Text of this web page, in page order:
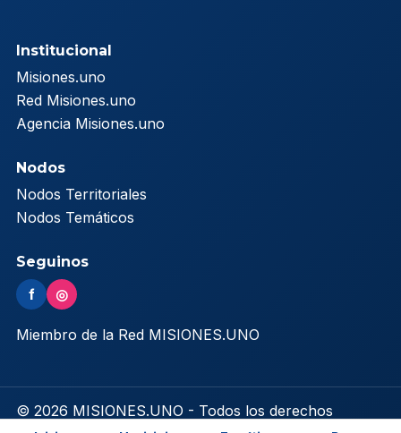
Institucional
Misiones.uno
Red Misiones.uno
Agencia Misiones.uno
Nodos
Nodos Territoriales
Nodos Temáticos
Seguinos
f ◎
Miembro de la Red MISIONES.UNO
© 2026 MISIONES.UNO - Todos los derechos
reservados